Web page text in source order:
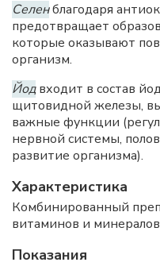
Селенблагодаря
предотвращает
которые оказывают
организм.
Йодвходит в состав
щитовидной железы,
важные функции
нервной системы,
развитие организма).
Характеристика
Комбинированный
витаминов и
Показания